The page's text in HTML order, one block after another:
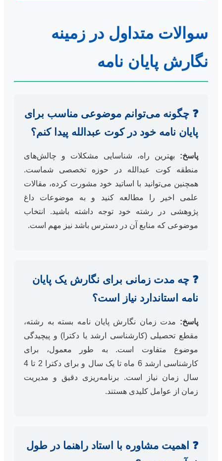
سوالات متداول در زمینه
نگارش پایان نامه
❓ چگونه می‌توانم موضوعی مناسب برای
پایان نامه خود در کوت عبدالله پیدا کنم؟
پاسخ: بهترین راه، شناسایی مشکلات و چالش‌های
منطقه کوت عبدالله در حوزه تخصصی شماست.
همچنین می‌توانید با اساتید خود مشورت کرده، مقالات
علمی اخیر را مطالعه کنید و به موضوعات داغ
پژوهشی در رشته خود توجه داشته باشید. انتخاب
موضوعی که منابع آن در دسترس باشد نیز مهم است.
❓ چه مدت زمانی برای نگارش یک پایان
نامه استاندارد نیاز است؟
پاسخ: مدت زمان نگارش پایان نامه بسته به رشته،
مقطع تحصیلی (کارشناسی ارشد یا دکترا) و پیچیدگی
موضوع متفاوت است. به طور معمول، برای
کارشناسی ارشد 6 ماه تا یک سال و برای دکترا 2 تا 4
سال زمان نیاز است. برنامه‌ریزی دقیق و مدیریت
زمان از عوامل کلیدی هستند.
❓ اهمیت مشاوره با استاد راهنما در طول